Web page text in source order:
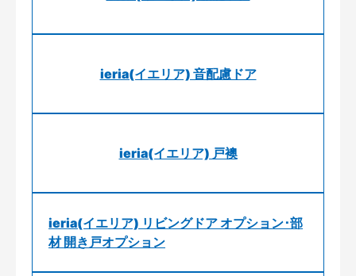
ieria(イエリア) 音配慮ドア
ieria(イエリア) 戸襖
ieria(イエリア) リビングドア オプション･部
材 開き戸オプション